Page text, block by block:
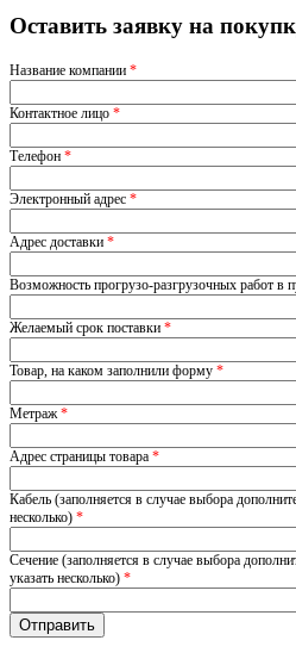
Оставить заявку на
Название компании *
Контактное лицо *
Телефон *
Электронный адрес *
Адрес доставки *
Возможность прогрузо-разгрузочных работ в
Желаемый срок поставки *
Товар, на каком заполнили форму *
Метраж*
Адрес страницы товара *
Кабель (заполняется в случае выбора
несколько) *
Сечение (заполняется в случае выбора
указать несколько) *